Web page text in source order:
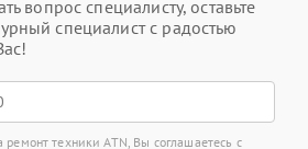
вопрос специалисту, оставьте
специалист с радостью
ремонт техники ATN, Вы соглашаетесь с